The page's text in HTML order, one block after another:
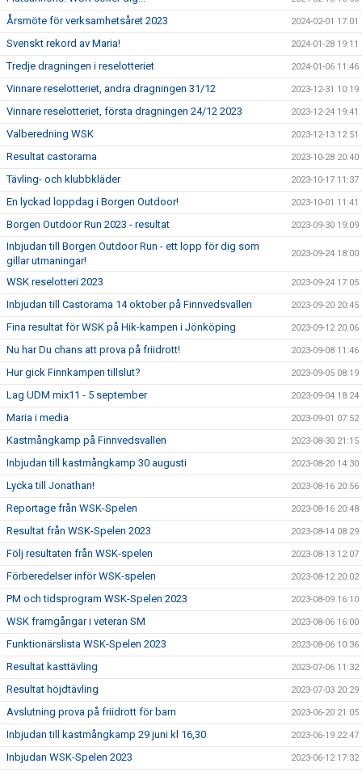
Årsmöte för verksamhetsåret 2023 2024-02-01 17:01
Svenskt rekord av Maria! 2024-01-28 19:11
Tredje dragningen i reselotteriet 2024-01-06 11:46
Vinnare reselotteriet, andra dragningen 31/12 2023-12-31 10:19
Vinnare reselotteriet, första dragningen 24/12 2023 2023-12-24 19:41
Valberedning WSK 2023-12-13 12:51
Resultat castorama 2023-10-28 20:40
Tävling- och klubbkläder 2023-10-17 11:37
En lyckad loppdag i Borgen Outdoor! 2023-10-01 11:41
Borgen Outdoor Run 2023 - resultat 2023-09-30 19:09
Inbjudan till Borgen Outdoor Run - ett lopp för dig som
gillar utmaningar!
2023-09-24 18:00
WSK reselotteri 2023 2023-09-24 17:05
Inbjudan till Castorama 14 oktober på Finnvedsvallen 2023-09-20 20:45
Fina resultat för WSK på Hik-kampen i Jönköping 2023-09-12 20:06
Nu har Du chans att prova på friidrott! 2023-09-08 11:46
Hur gick Finnkampen tillslut? 2023-09-05 08:19
Lag UDM mix11 - 5 september 2023-09-04 18:24
Maria i media 2023-09-01 07:52
Kastmångkamp på Finnvedsvallen 2023-08-30 21:15
Inbjudan till kastmångkamp 30 augusti 2023-08-20 14:30
Lycka till Jonathan! 2023-08-16 20:56
Reportage från WSK-Spelen 2023-08-16 20:48
Resultat från WSK-Spelen 2023 2023-08-14 08:29
Följ resultaten från WSK-spelen 2023-08-13 12:07
Förberedelser inför WSK-spelen 2023-08-12 20:02
PM och tidsprogram WSK-Spelen 2023 2023-08-09 16:10
WSK framgångar i veteran SM 2023-08-06 16:00
Funktionärslista WSK-Spelen 2023 2023-08-06 10:36
Resultat kasttävling 2023-07-06 11:32
Resultat höjdtävling 2023-07-03 20:29
Avslutning prova på friidrott för barn 2023-06-20 21:05
Inbjudan till kastmångkamp 29 juni kl 16,30 2023-06-19 22:47
Inbjudan WSK-Spelen 2023 2023-06-12 17:32